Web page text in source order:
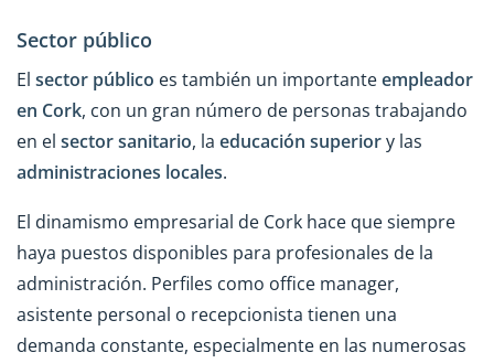
Sector público
El sector público es también un importanteempleador
en Cork, con un gran número de personas trabajando
en el sector sanitario, la educación superiory las
administraciones locales.
El dinamismo empresarial de Cork hace que siempre
haya puestos disponibles para profesionales de la
administración. Perfiles como office manager,
asistente personal o recepcionista tienen una
demanda constante, especialmente en las numerosas